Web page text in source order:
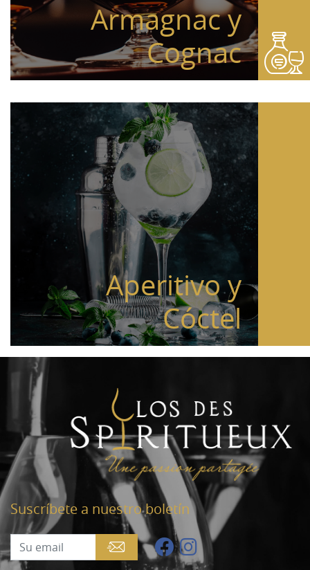
Armagnac y
Cognac
Aperitivo y
Cóctel
Suscríbete a nuestro boletín